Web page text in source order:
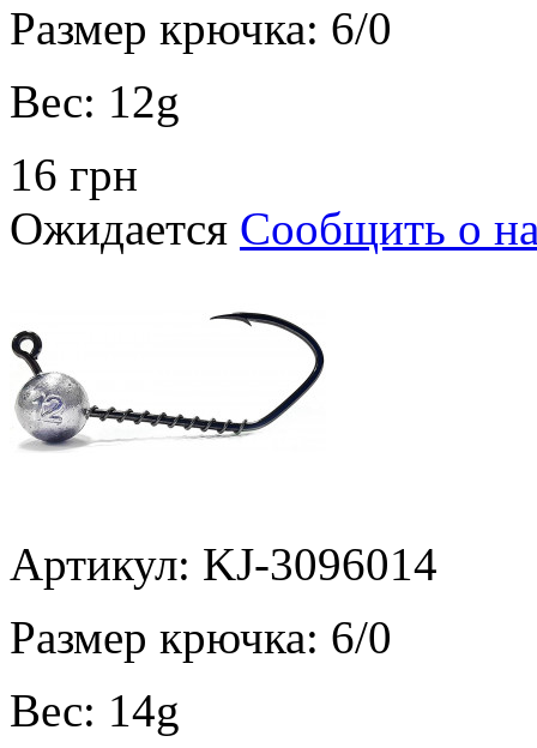
Размер крючка: 6/0
Вес: 12g
16 грн
Ожидается Сообщить о
Артикул: KJ-3096014
Размер крючка: 6/0
Вес: 14g